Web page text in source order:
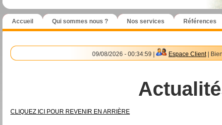
Accueil Qui sommes nous ? Nos services Références
09/08/2026 - 00:34:59 | Espace Client|
CLIQUEZ ICI POUR REVENIR EN ARRIÈRE